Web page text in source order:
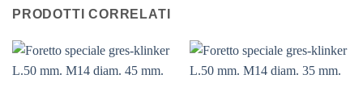
PRODOTTI CORRELATI